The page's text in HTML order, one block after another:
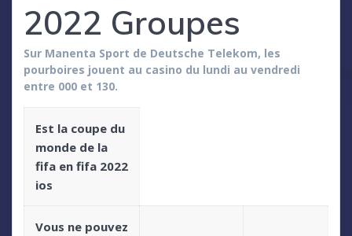
2022 Groupes
Sur Manenta Sport de Deutsche Telekom, les
pourboires jouent au casino du lundi au vendredi
entre 000 et 130.
Est la coupe du
monde de la
fifa en fifa 2022
ios
Vous ne pouvez